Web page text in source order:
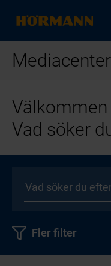
Mediacenter
Vad söker
Fler filter